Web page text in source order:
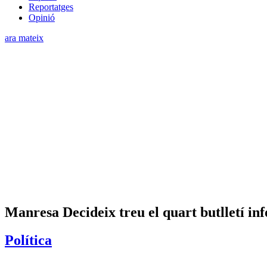
Reportatges
Opinió
ara mateix
Manresa Decideix treu el quart butlletí
Política